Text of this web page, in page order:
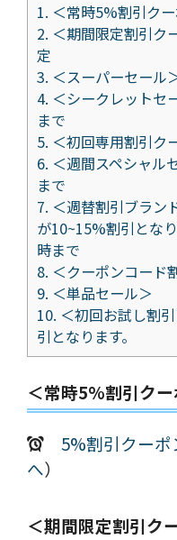
1. ＜常時5%割引ク
2. ＜期間限定割引
定
3. ＜スーパーセール
4. ＜シークレット
まで
5. ＜初回専用割引ク
6. ＜週間スペシャル
まで
7. ＜週替割引ブラ
が10~15%割引とな
時まで
8. ＜クーポンコー
9. ＜単品セール＞
10. ＜初回お試し割
引となります。
＜常時5%割引ク
5%割引クーポ
へ）
＜期間限定割引ク